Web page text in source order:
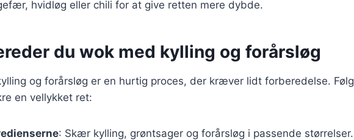
hvidløg eller chili for at give retten mere dybde.
du wok med kylling og forårsløg
og forårsløg er en hurtig proces, der kræver lidt forberedelse. Følg
en vellykket ret:
: Skær kylling, grøntsager og forårsløg i passende størrelser.